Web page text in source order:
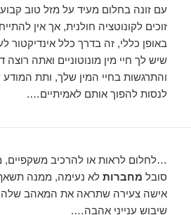
עם זונה בחלום מעיד על מזל טוב
זוכים לקונוטציה חולנית, אך אין
באופן כללי, זה בדרך כלל אינדיקטור
שיש לך חיי מין מונוטוניים ואתה רוצה
והתרגשות בחיי המין שלך, ותת
לנסות להפוך אותם לאמיתיים….
…לחלום לראות או להרכיב משקפיים,
סובל מחברות לא נעימה, ממנה
אישה צעירה שתראה את המאהב
שיבוש ענייני אהבה….